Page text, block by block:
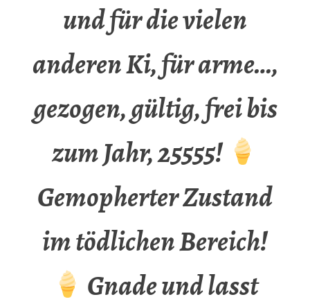
und für die vielen
anderen Ki, für arme…,
gezogen, gültig, frei bis
zum Jahr, 25555!
Gemopherter Zustand
im tödlichen Bereich!
Gnade und lasst